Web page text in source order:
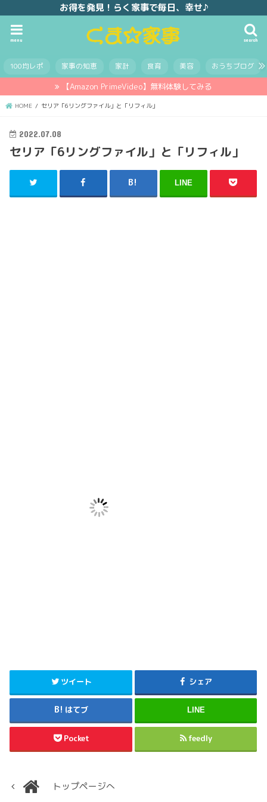
お得を発見！らく家事で毎日、幸せ♪
search
menu
100均レポ 家事の知恵 家計 食育 美容 おうちブログ
【Amazon PrimeVideo】無料体験してみる
HOME セリア「6リングファイル」と「リフィル」
2022.07.08
セリア「6リングファイル」と「リフィル」
LINE
ツイート シェア
はてブ LINE
Pocket feedly
トップページへ